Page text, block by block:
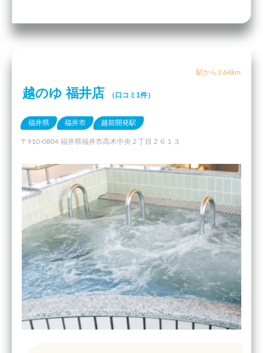
駅から3.64km
越のゆ 福井店 （口コミ1件）
福井県 福井市 越前開発駅
〒910-0804 福井県福井市高木中央２丁目２６１３